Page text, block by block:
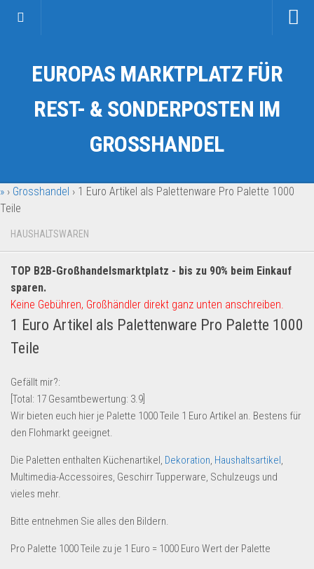
Kategorien
Auto & Motorrad
Fahrzeuge & Transport
Garten & Werkzeug
Geschenkartikel
Handy und Smartphone
Kosmetik & Pflege
Lebensmittel & Getränke
Münzen
Spielzeug & Games
Schuhe & Accessoires
Uhren & Schmuck
Wohnen & Einrichten
Restposten-Angebote
EUROPAS MARKTPLATZ FÜR
REST- & SONDERPOSTEN IM
GROSSHANDEL
» › Grosshandel › 1 Euro Artikel als Palettenware Pro Palette 1000
Teile
HAUSHALTSWAREN
TOP B2B-Großhandelsmarktplatz - bis zu 90% beim Einkauf
sparen.
Keine Gebühren, Großhändler direkt ganz unten anschreiben.
1 Euro Artikel als Palettenware Pro Palette 1000
Teile
Gefällt mir?:
[Total: 17 Gesamtbewertung: 3.9
Wir bieten euch hier je Palette 1000 Teile 1 Euro Artikel an. Bestens für
den Flohmarkt geeignet.
Die Paletten enthalten Küchenartikel, Dekoration, Haushaltsartikel,
Multimedia-Accessoires, Geschirr Tupperware, Schulzeugs und
vieles mehr.
Bitte entnehmen Sie alles den Bildern.
Pro Palette 1000 Teile zu je 1 Euro = 1000 Euro Wert der Palette